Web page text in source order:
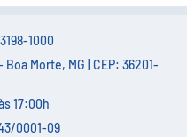
1000
Morte, MG | CEP: 36201-
17:00h
0001-09